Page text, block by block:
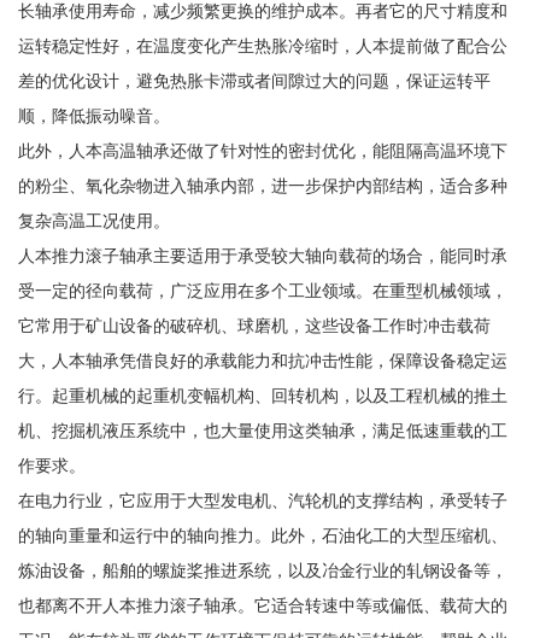
长轴承使用寿命，减少频繁更换的维护成本。再者它的尺寸精度和
运转稳定性好，在温度变化产生热胀冷缩时，人本提前做了配合公
差的优化设计，避免热胀卡滞或者间隙过大的问题，保证运转平
顺，降低振动噪音。
此外，人本高温轴承还做了针对性的密封优化，能阻隔高温环境下
的粉尘、氧化杂物进入轴承内部，进一步保护内部结构，适合多种
复杂高温工况使用。
人本推力滚子轴承主要适用于承受较大轴向载荷的场合，能同时承
受一定的径向载荷，广泛应用在多个工业领域。在重型机械领域，
它常用于矿山设备的破碎机、球磨机，这些设备工作时冲击载荷
大，人本轴承凭借良好的承载能力和抗冲击性能，保障设备稳定运
行。起重机械的起重机变幅机构、回转机构，以及工程机械的推土
机、挖掘机液压系统中，也大量使用这类轴承，满足低速重载的工
作要求。
在电力行业，它应用于大型发电机、汽轮机的支撑结构，承受转子
的轴向重量和运行中的轴向推力。此外，石油化工的大型压缩机、
炼油设备，船舶的螺旋桨推进系统，以及冶金行业的轧钢设备等，
也都离不开人本推力滚子轴承。它适合转速中等或偏低、载荷大的